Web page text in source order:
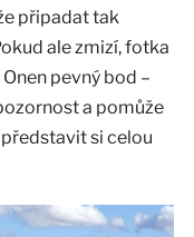
připadat tak
ale zmizí, fotka
pevný bod –
a pomůže
si celou